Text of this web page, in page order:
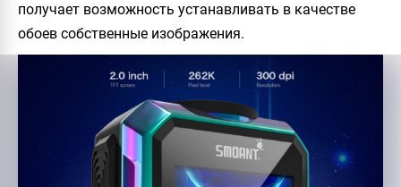
получает возможность устанавливать в качестве
обоев собственные изображения.